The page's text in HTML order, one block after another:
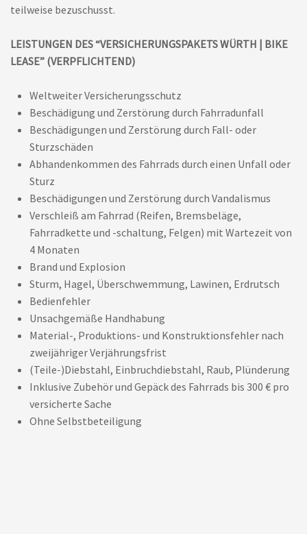
teilweise bezuschusst.
LEISTUNGEN DES “VERSICHERUNGSPAKETS WÜRTH | BIKE
LEASE” (VERPFLICHTEND)
Weltweiter Versicherungsschutz
Beschädigung und Zerstörung durch Fahrradunfall
Beschädigungen und Zerstörung durch Fall- oder
Sturzschäden
Abhandenkommen des Fahrrads durch einen Unfall oder
Sturz
Beschädigungen und Zerstörung durch Vandalismus
Verschleiß am Fahrrad (Reifen, Bremsbeläge,
Fahrradkette und -schaltung, Felgen) mit Wartezeit von
4 Monaten
Brand und Explosion
Sturm, Hagel, Überschwemmung, Lawinen, Erdrutsch
Bedienfehler
Unsachgemäße Handhabung
Material-, Produktions- und Konstruktionsfehler nach
zweijähriger Verjährungsfrist
(Teile-)Diebstahl, Einbruchdiebstahl, Raub, Plünderung
Inklusive Zubehör und Gepäck des Fahrrads bis 300 € pro
versicherte Sache
Ohne Selbstbeteiligung